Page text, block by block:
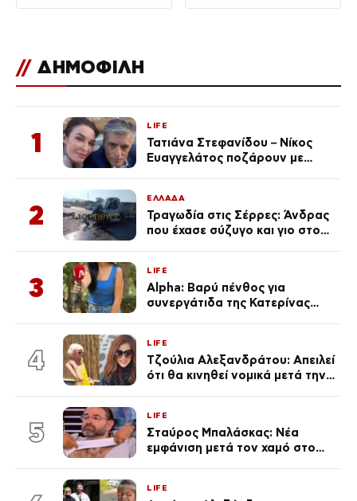
// ΔΗΜΟΦΙΛΗ
1
LIFE
Τατιάνα Στεφανίδου – Νίκος
Ευαγγελάτος ποζάρουν με
2
ΕΛΛΑΔΑ
Τραγωδία στις Σέρρες: Άνδρας
που έχασε σύζυγο και γιο στο
3
LIFE
Alpha: Βαρύ πένθος για
συνεργάτιδα της Κατερίνας
του Θεού»
4
LIFE
Τζούλια Αλεξανδράτου: Απειλεί
ότι θα κινηθεί νομικά μετά την
5
LIFE
Σταύρος Μπαλάσκας: Νέα
εμφάνιση μετά τον χαμό στο
LIFE